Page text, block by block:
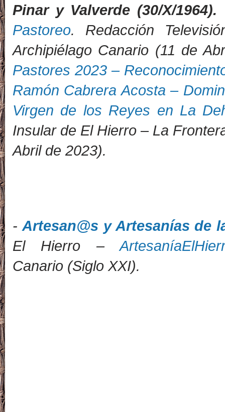
Pinar y Valverde (30/X/1964).
Pastoreo. Redacción
Archipiélago Canario (11
Pastores 2023 –
Ramón Cabrera Acosta –
Virgen de los Reyes en La
Insular de El Hierro – La
Abril de 2023).
-Artesan@s y Artesanías de
El Hierro –
Canario (Siglo XXI).